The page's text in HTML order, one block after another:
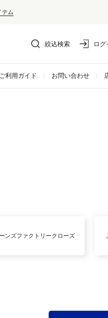
テム
絞込検索 ログ
ご利用ガイド お問い合わせ
ンズファクトリークローズ